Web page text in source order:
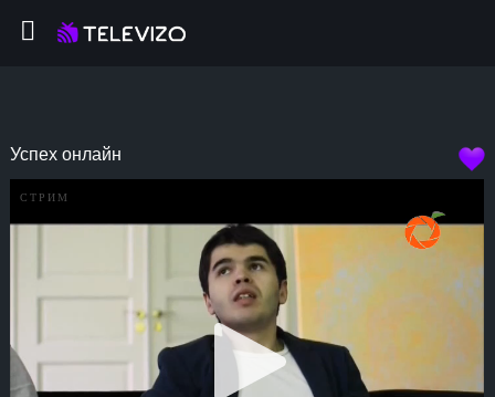
Успех онлайн